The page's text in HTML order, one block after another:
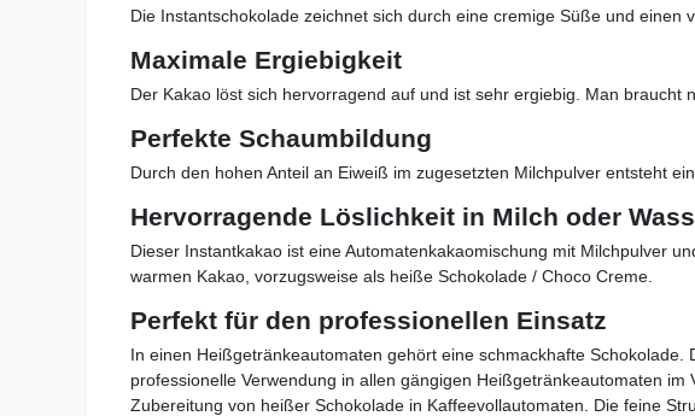
Die Instantschokolade zeichnet sich durch eine cremige Süße und einen
Maximale Ergiebigkeit
Der Kakao löst sich hervorragend auf und ist sehr ergiebig. Man braucht
Perfekte Schaumbildung
Durch den hohen Anteil an Eiweiß im zugesetzten Milchpulver entsteht
Hervorragende Löslichkeit in Milch oder
Dieser Instantkakao ist eine Automatenkakaomischung mit Milchpulver
warmen Kakao, vorzugsweise als heiße Schokolade / Choco Creme.
Perfekt für den professionellen Einsatz
In einen Heißgetränkeautomaten gehört eine schmackhafte
professionelle Verwendung in allen gängigen Heißgetränkeautomaten
Zubereitung von heißer Schokolade in Kaffeevollautomaten. Die feine